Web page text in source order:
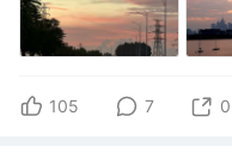
105 7 0